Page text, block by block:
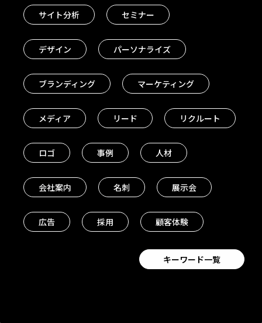
サイト分析 セミナー
デザイン パーソナライズ
ブランディング マーケティング
メディア リード リクルート
ロゴ 事例 人材
会社案内 名刺 展示会
広告 採用 顧客体験
キーワード一覧